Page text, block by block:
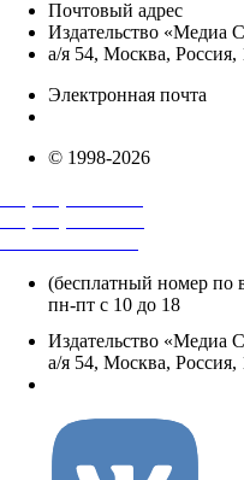
Почтовый адрес
Издательство «Медиа
а/я 54, Москва, Россия,
Электронная почта
© 1998-2026
(бесплатный номер по
пн-пт с 10 до 18
Издательство «Медиа
а/я 54, Москва, Россия,